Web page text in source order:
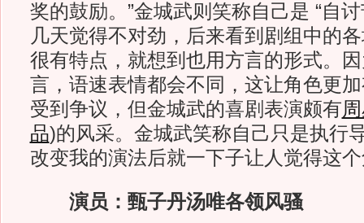
奖的鼓励。”金城武则笑称自己是 “自
几天觉得不对劲，后来看到剧组中的
很有特点，就想到也用方言的形式。
言，语速表情都会不同，这让角色更
受到争议，但金城武的喜剧表演颇有
品)的风采。金城武笑称自己只是执行
改变我的演法后就一下子让人觉得这
演员：甄子丹汤唯各领风骚